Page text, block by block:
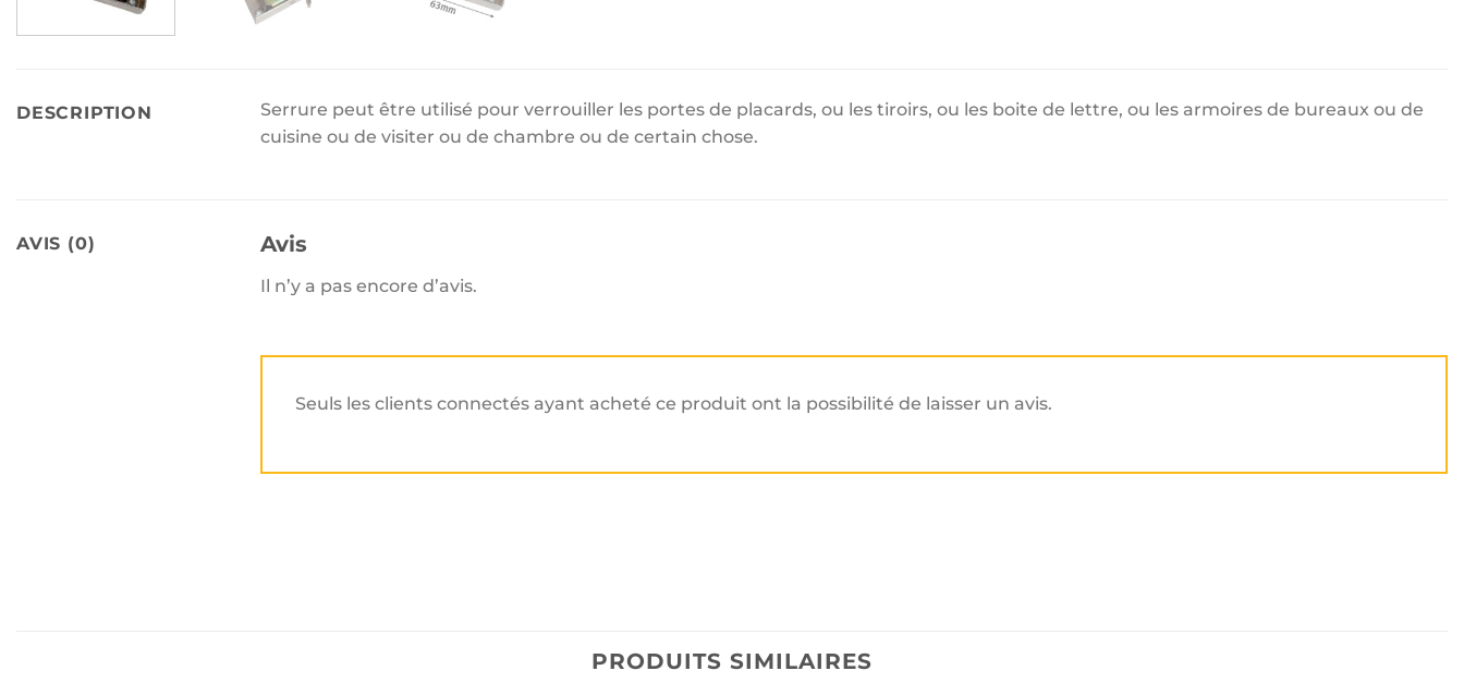
DESCRIPTION
Serrure peut être utilisé pour verrouiller les portes de placards, ou les tiroirs, ou les boite de lettre, ou les armoires de bureaux ou de
cuisine ou de visiter ou de chambre ou de certain chose.
AVIS (0) Avis
Il n’y a pas encore d’avis.
Seuls les clients connectés ayant acheté ce produit ont la possibilité de laisser un avis.
PRODUITS SIMILAIRES